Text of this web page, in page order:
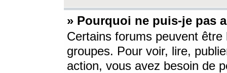
» Pourquoi ne puis-je pas
Certains forums peuvent être
groupes. Pour voir, lire,
action, vous avez besoin de